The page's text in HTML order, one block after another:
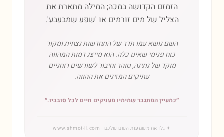
הזמזם הקדושה במכה; המילה מתארת את
הצליל של מים זורמים או 'שפע שמבעבע'.
השם נושא עמו תדר של התחדשות נצחית ומקור
כוח פנימי שאינו כלה. הוא מייצג דמות המהווה
מוקד של נתינה, טוהר וחיבור לשורשים רוחניים
עתיקים המזינים את ההווה.
״כמעיין המתגבר שמימיו מעניקים חיים לכל סובביו.״
✦ גלו את משמעות השם שלכם · www.shmot-il.com